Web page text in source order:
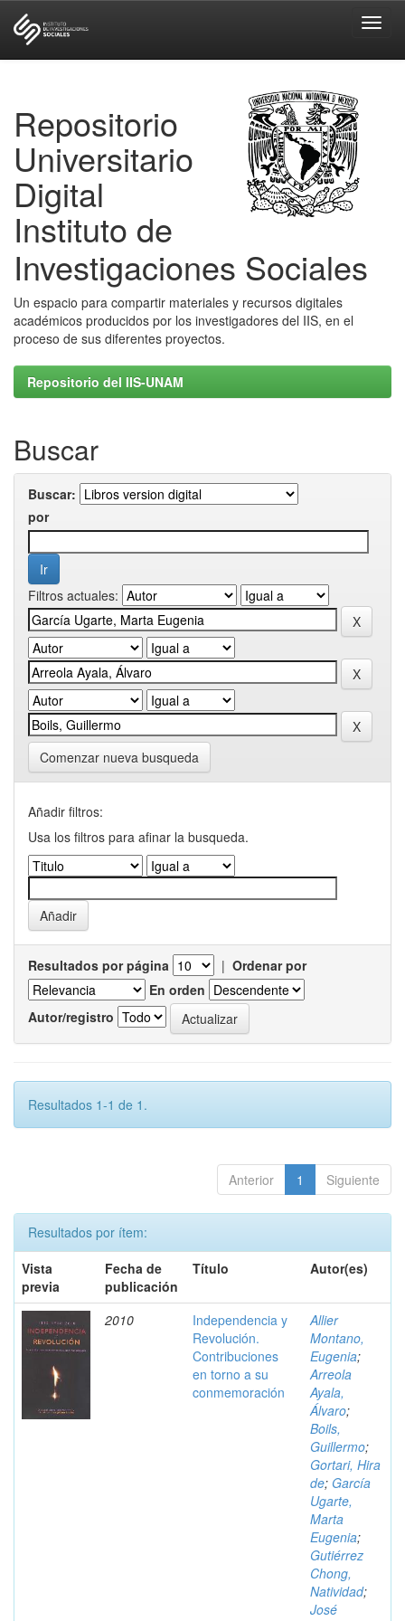
Repositorio
Universitario
Digital
Instituto de
Investigaciones Sociales
Un espacio para compartir materiales y recursos digitales
académicos producidos por los investigadores del IIS, en el
proceso de sus diferentes proyectos.
Repositorio del IIS-UNAM
Buscar
Buscar:
por
Filtros actuales:
Comenzar nueva busqueda
Añadir filtros:
Usa los filtros para afinar la busqueda.
Resultados por página | Ordenar por
En orden
Autor/registro
Resultados 1-1 de 1.
Anterior 1 Siguiente
Resultados por ítem:
Vista
previa
Fecha de
publicación
Título Autor(es)
2010
Independencia y
Revolución.
Contribuciones
en torno a su
conmemoración
Allier
Montano,
Eugenia;
Arreola
Ayala,
Álvaro;
Boils,
Guillermo;
Gortari, Hira
de; García
Ugarte,
Marta
Eugenia;
Gutiérrez
Chong,
Natividad;
José